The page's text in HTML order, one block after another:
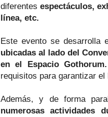
diferentes espectáculos,
línea, etc.
Este evento se desarrolla
ubicadas al lado del
en el Espacio Gothorum.
requisitos para garantizar
Además, y de forma
numerosas actividades